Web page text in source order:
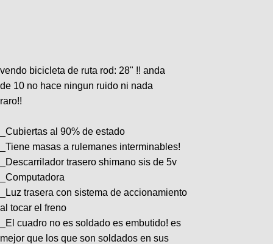
vendo bicicleta de ruta rod: 28" !! anda
de 10 no hace ningun ruido ni nada
raro!!
_Cubiertas al 90% de estado
_Tiene masas a rulemanes interminables!
_Descarrilador trasero shimano sis de 5v
_Computadora
_Luz trasera con sistema de accionamiento
al tocar el freno
_El cuadro no es soldado es embutido! es
mejor que los que son soldados en sus